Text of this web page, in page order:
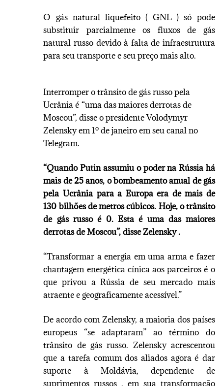
O gás natural liquefeito ( GNL ) só pode
substituir parcialmente os fluxos de gás
natural russo devido à falta de infraestrutura
para seu transporte e seu preço mais alto.
Interromper o trânsito de gás russo pela
Ucrânia é “uma das maiores derrotas de
Moscou”, disse o presidente Volodymyr
Zelensky em 1º de janeiro em seu canal no
Telegram.
“Quando Putin assumiu o poder na Rússia há
mais de 25 anos, o bombeamento anual de gás
pela Ucrânia para a Europa era de mais de
130 bilhões de metros cúbicos. Hoje, o trânsito
de gás russo é 0. Esta é uma das maiores
derrotas de Moscou”, disse Zelensky .
“Transformar a energia em uma arma e fazer
chantagem energética cínica aos parceiros é o
que privou a Rússia de seu mercado mais
atraente e geograficamente acessível.”
De acordo com Zelensky, a maioria dos países
europeus “se adaptaram” ao término do
trânsito de gás russo. Zelensky acrescentou
que a tarefa comum dos aliados agora é dar
suporte à Moldávia, dependente de
suprimentos russos , em sua transformação